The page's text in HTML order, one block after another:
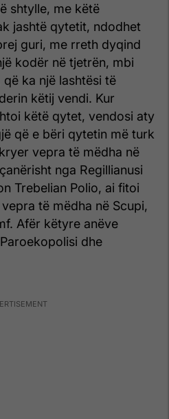
shtylle, me këtë
jashtë qytetit, ndodhet
guri, me rreth dyqind
kodër në tjetrën, mbi
ka një lashtësi të
këtij vendi. Kur
këtë qytet, vendosi aty
që e bëri qytetin më turk
vepra të mëdha në
nga Regillianusi
Trebelian Polio, ai fitoi
të mëdha në Scupi,
Afër këtyre anëve
dhe